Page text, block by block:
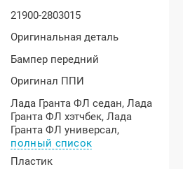
21900-2803015
Оригинальная деталь
Бампер передний
Оригинал ППИ
Лада Гранта ФЛ седан,Лада
Гранта ФЛ хэтчбек,Лада
Гранта ФЛ универсал,
полный список
Пластик